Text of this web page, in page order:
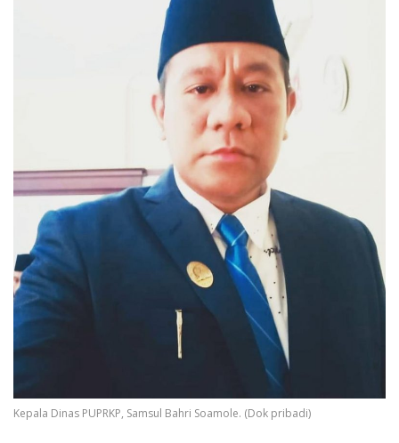
Kepala Dinas PUPRKP, Samsul Bahri Soamole. (Dok pribadi)